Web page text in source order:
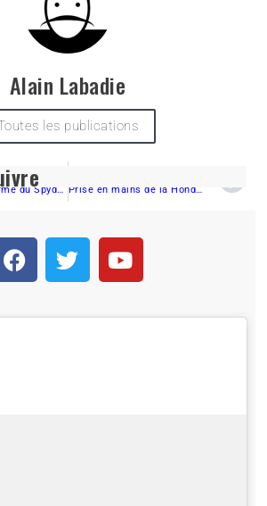
Alain Labadie
les publications
Essai court terme du Spyder F3 2015 Prise en mains de la Honda NC750X